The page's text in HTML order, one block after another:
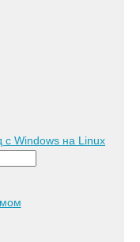
с Windows на Linux